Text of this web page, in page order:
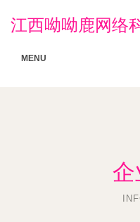
江西呦呦鹿网络
MENU
企